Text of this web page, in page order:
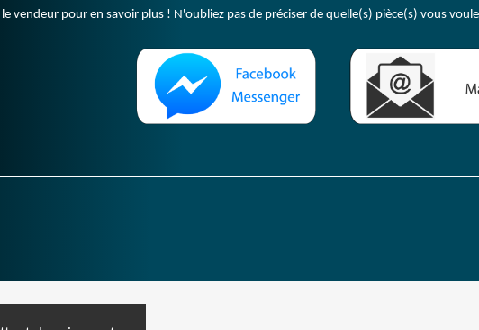
vendeur pour en savoir plus ! N'oubliez pas de préciser de quelle(s) pièce(s) vous